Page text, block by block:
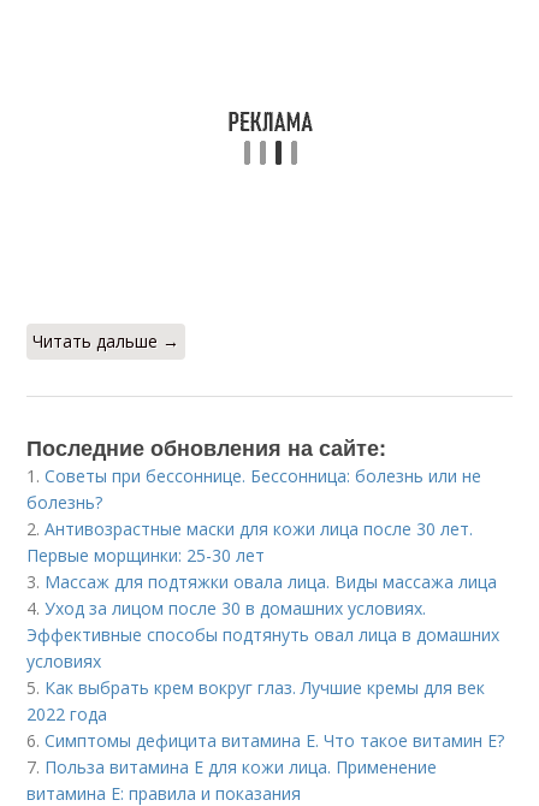
Читать дальше →
Последние обновления на сайте:
1.Советы при бессоннице. Бессонница: болезнь или не
болезнь?
2.Антивозрастные маски для кожи лица после 30 лет.
Первые морщинки: 25-30 лет
3. Массаж для подтяжки овала лица. Виды массажа лица
4.Уход за лицом после 30 в домашних условиях.
Эффективные способы подтянуть овал лица в домашних
условиях
5. Как выбрать крем вокруг глаз. Лучшие кремы для век
2022 года
6.Симптомы дефицита витамина E. Что такое витамин Е?
7. Польза витамина Е для кожи лица. Применение
витамина E: правила и показания